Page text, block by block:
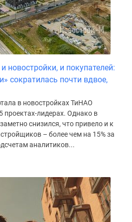
новостройки, и покупателей:
сократилась почти вдвое,
в новостройках ТиНАО
проектах-лидерах. Однако в
снизился, что привело и к
– более чем на 15% за
аналитиков...